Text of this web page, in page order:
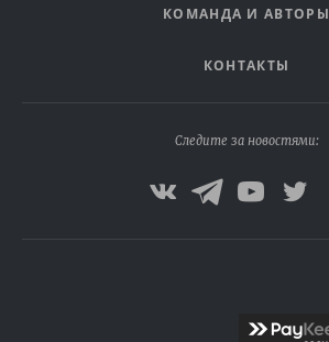
КОМАНДА И АВТОРЫ
КОНТАКТЫ
Следите за новостями: